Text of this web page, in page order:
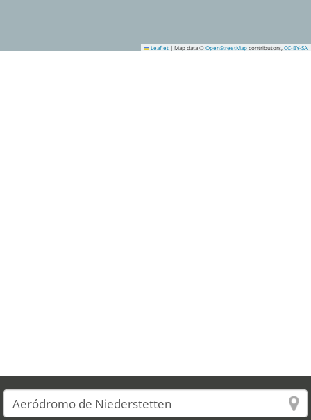
Leaflet | Map data © OpenStreetMap contributors, CC-BY-SA